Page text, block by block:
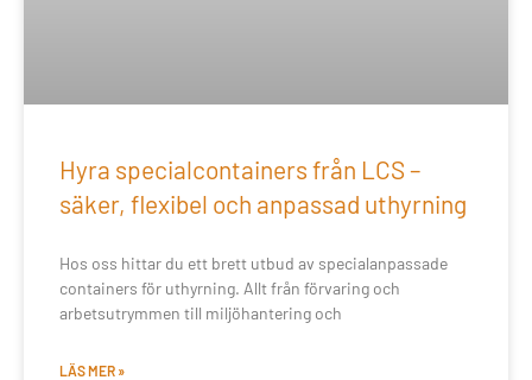
Hyra specialcontainers från LCS –
säker, flexibel och anpassad uthyrning
Hos oss hittar du ett brett utbud av specialanpassade
containers för uthyrning. Allt från förvaring och
arbetsutrymmen till miljöhantering och
LÄS MER »